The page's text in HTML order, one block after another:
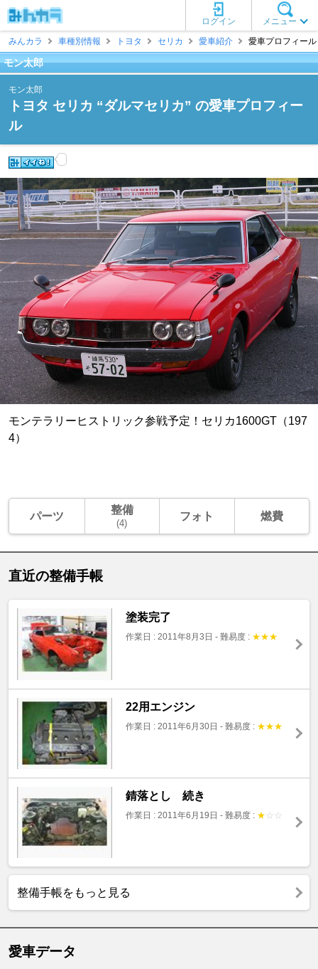
メニュー
ログイン
みんカラ
車種別情報 トヨタ セリカ 愛車紹介 愛車プロフィー
モン太郎
モン太郎
トヨタ セリカ “ダルマセリカ” の愛車プロフィー
ル
モンテラリーヒストリック参戦予定！セリカ1600GT（197
4）
パーツ 整備
(4)
フォト 燃費
直近の整備手帳
塗装完了
作業日 : 2011年8月3日 - 難易度 : ★★★
22用エンジン
作業日 : 2011年6月30日 - 難易度 : ★★★
錆落とし 続き
作業日 : 2011年6月19日 - 難易度 : ★ ☆ ☆
整備手帳をもっと見る
愛車データ